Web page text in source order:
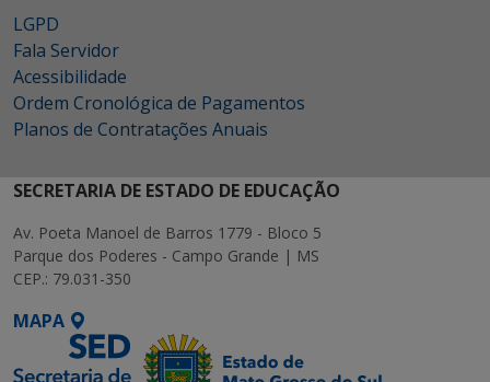
LGPD
Fala Servidor
Acessibilidade
Ordem Cronológica de Pagamentos
Planos de Contratações Anuais
SECRETARIA DE ESTADO DE EDUCAÇÃO
Av. Poeta Manoel de Barros 1779 - Bloco 5
Parque dos Poderes - Campo Grande | MS
CEP.: 79.031-350
MAPA